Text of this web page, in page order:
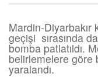
Mardin-Diyarbakır
geçişi sırasında
bomba patlatıldı.
belirlemelere göre
yaralandı.